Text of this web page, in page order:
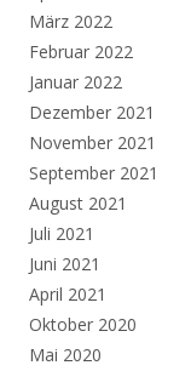
März 2022
Februar 2022
Januar 2022
Dezember 2021
November 2021
September 2021
August 2021
Juli 2021
Juni 2021
April 2021
Oktober 2020
Mai 2020